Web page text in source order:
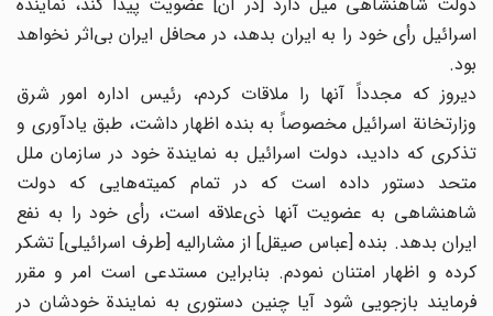
اسرائیل رأی خود را به ایران بدهد، در محافل ایران بی‌اثر نخواهد
بود.
دیروز که مجدداً آنها را ملاقات کردم، رئیس اداره امور شرق
وزارتخانة اسرائیل مخصوصاً به بنده اظهار داشت، طبق یادآوری و
تذکری که دادید، دولت اسرائیل به نمایندة خود در سازمان ملل
متحد دستور داده است که در تمام کمیته‌هایی که دولت
شاهنشاهی به عضویت آنها ذی‌علاقه است، رأی خود را به نفع
ایران بدهد. بنده [عباس صیقل] از مشارالیه [طرف اسرائیلی] تشکر
کرده و اظهار امتنان نمودم. بنابراین مستدعی است امر و مقرر
فرمایند بازجویی شود آیا چنین دستوری به نمایندة خودشان در